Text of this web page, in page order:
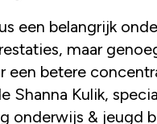
een belangrijk
maar
een betere
Shanna Kulik,
onderwijs & jeugd